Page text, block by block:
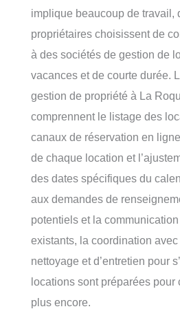
implique beaucoup de travail,
propriétaires choisissent de
à des sociétés de gestion de
vacances et de courte durée.
gestion de propriété à La
comprennent le listage des
canaux de réservation en
de chaque location et
des dates spécifiques du
aux demandes de
potentiels et la
existants, la coordination
nettoyage et d’entretien pour
locations sont préparées pour
plus encore.